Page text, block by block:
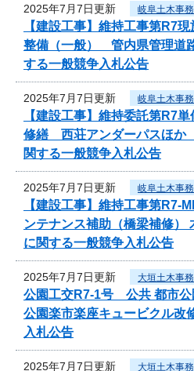
2025年7月7日更新 岐阜土木事
【建設工事】維持工事第R7
整備（一般） 管内県管理道
する一般競争入札公告
2025年7月7日更新 岐阜土木事
【建設工事】維持委託第R7
修繕 西荘アンダーパスほか
関する一般競争入札公告
2025年7月7日更新 岐阜土木事
【建設工事】維持工事第R7-
ンテナンス補助（橋梁補修
に関する一般競争入札公告
2025年7月7日更新 大垣土木事
公園工交R7-1号 公共 都市公
公園楽市楽座キュービクル改
入札公告
2025年7月7日更新 大垣土木事